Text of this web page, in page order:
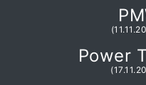
Power